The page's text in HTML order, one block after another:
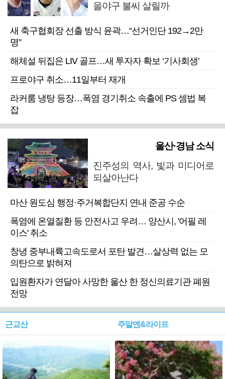
을야구 불씨 살릴까
새 축구협회장 선출 방식 윤곽…“선거인단 192→2만
명”
해체설 뒤집은 LIV 골프…새 투자자 확보 ‘기사회생’
프로야구 취소…11일부터 재개
라커룸 냉탕 등장…폭염 경기취소 속출에 PS 셈법 복
잡
울산·경남 소식
진주성의 역사, 빛과 미디어로
되살아난다
마산 원도심 행정·주거복합단지 연내 준공 수순
폭염에 온열질환 등 안전사고 우려… 양산시, '어필 레
이스' 취소
창녕 중부내륙고속도로서 포탄 발견…살상력 없는 모
의탄으로 밝혀져
입원환자가 연달아 사망한 울산 한 정신의료기관 폐원
전망
근교산 주말엔&라이프